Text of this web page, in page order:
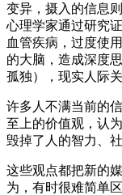
变异，摄入的信息
心理学家通过研究
血管疾病，过度使
的大脑，造成深度
孤独），现实人际
许多人不满当前的
至上的价值观，认
毁掉了人的智力、
这些观点都把新的
为，有时很难简单